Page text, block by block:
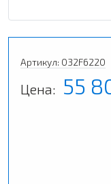
Артикул: 032F6220
Цена: 55